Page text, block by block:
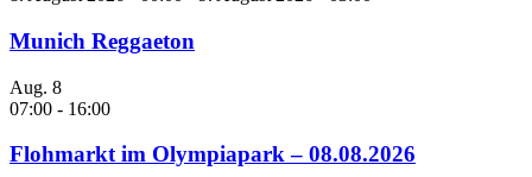
Munich Reggaeton
Aug. 8
07:00 - 16:00
Flohmarkt im Olympiapark – 08.08.2026